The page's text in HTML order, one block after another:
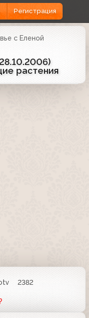
Регистрация
с Еленой
растения
2382